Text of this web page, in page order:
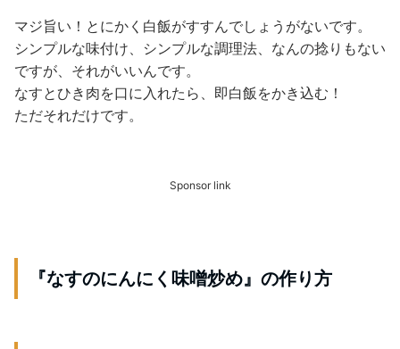
マジ旨い！とにかく白飯がすすんでしょうがないです。
シンプルな味付け、シンプルな調理法、なんの捻りもない
ですが、それがいいんです。
なすとひき肉を口に入れたら、即白飯をかき込む！
ただそれだけです。
Sponsor link
『なすのにんにく味噌炒め』の作り方